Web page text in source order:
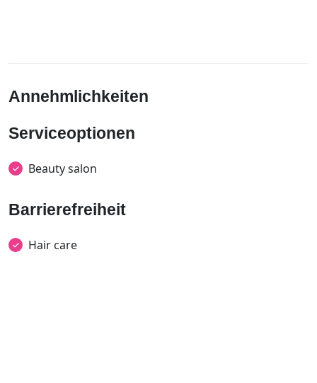
Annehmlichkeiten
Serviceoptionen
Beauty salon
Barrierefreiheit
Hair care